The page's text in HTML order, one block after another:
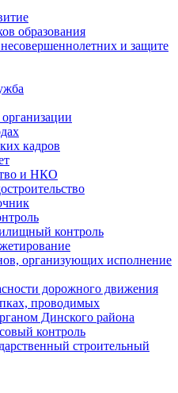
образования
и защите
кадров
и НКО
контроль
организующих исполнение
дорожного движения
проводимых
Динского района
контроль
строительный